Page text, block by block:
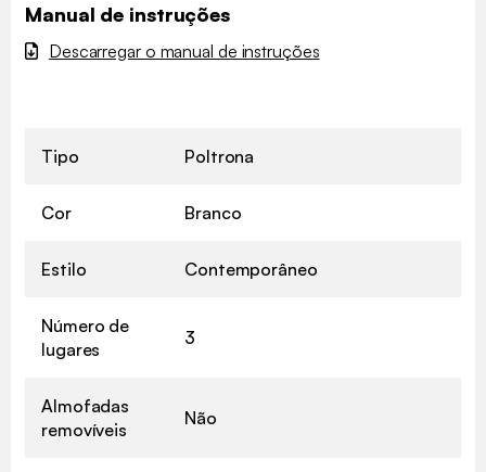
Manual de instruções
Descarregar o manual de instruções
Tipo Poltrona
Cor Branco
Estilo Contemporâneo
Número de
lugares
3
Almofadas
removíveis
Não